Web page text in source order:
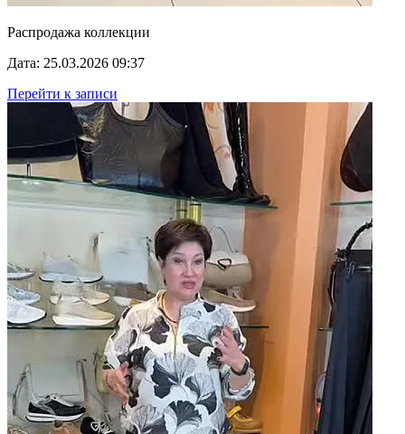
Распродажа коллекции
Дата: 25.03.2026 09:37
Перейти к записи